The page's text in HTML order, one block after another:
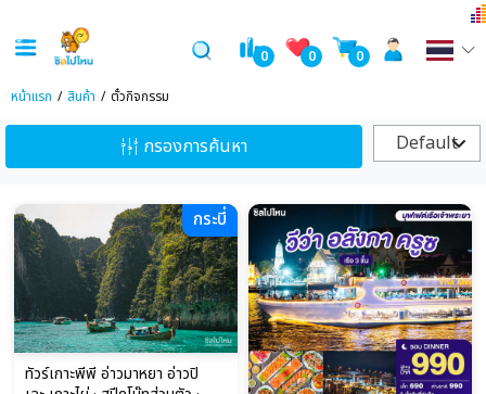
0 0 0
หน้าแรก สินค้า ตั๋วกิจกรรม
กรองการค้นหา Default
กระบี่
ทัวร์เกาะพีพี อ่าวมาหยา อ่าวปิ